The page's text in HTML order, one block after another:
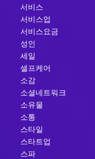
서비스
서비스업
서비스요금
성인
세일
셀프케어
소감
소셜네트워크
소유물
소통
스타일
스타트업
스파